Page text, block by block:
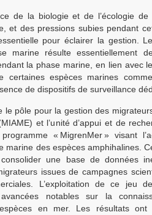
de la biologie et de l’écologie de
et des pressions subies pendant
pour éclairer la gestion.
marine résulte essentiellement
la phase marine, en lien avec
certaines espèces marines
de dispositifs de surveillance
le pôle pour la gestion des
et l’unité d’appui et de
« MigrenMer » visant
marine des espèces amphihalines.
une base de données
issues de campagnes
L’exploitation de ce jeu
notables sur la
en mer. Les résultats ont